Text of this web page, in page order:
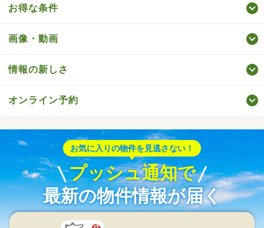
お得な条件
画像・動画
情報の新しさ
オンライン予約
お気に入りの物件を見逃さない！
プッシュ通知で
最新の物件情報が届く